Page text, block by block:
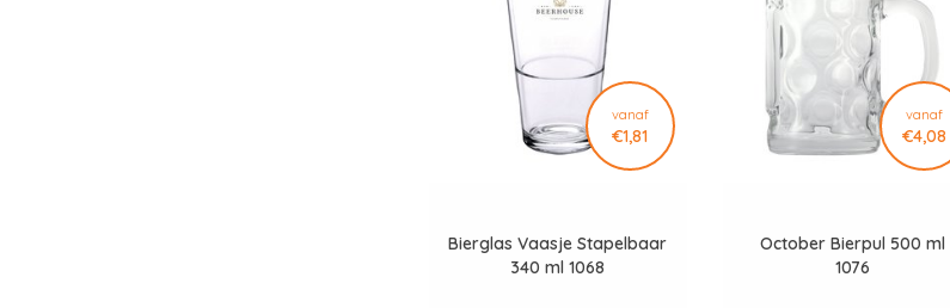
vanaf
€1,81
Bierglas Vaasje Stapelbaar
340 ml 1068
vanaf
€4,08
October Bierpul 500 ml
1076